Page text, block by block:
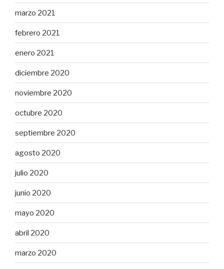
marzo 2021
febrero 2021
enero 2021
diciembre 2020
noviembre 2020
octubre 2020
septiembre 2020
agosto 2020
julio 2020
junio 2020
mayo 2020
abril 2020
marzo 2020